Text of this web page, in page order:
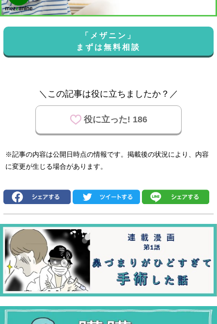
「メザニン」
まずは無料相談
＼この記事は役に立ちましたか？／
役に立った! 186
※記事の内容は公開日時点の情報です。掲載後の状況により、内容
に変更が生じる場合があります。